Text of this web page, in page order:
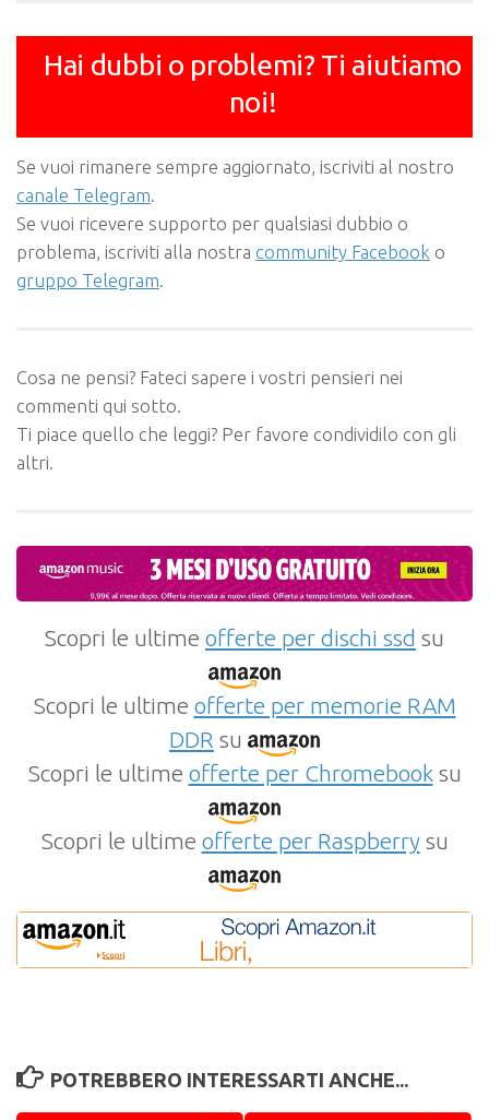
Hai dubbi o problemi? Ti aiutiamo
noi!
Se vuoi rimanere sempre aggiornato, iscriviti al nostro
canale Telegram
Se vuoi ricevere supporto per qualsiasi dubbio o
problema, iscriviti alla nostra community Facebook o
gruppo Telegram
Cosa ne pensi? Fateci sapere i vostri pensieri nei
commenti qui sotto.
Ti piace quello che leggi? Per favore condividilo con gli
altri.
Scopri le ultime offerte per dischi ssd su
Scopri le ultime offerte per memorie RAM
DDR su
Scopri le ultime offerte per Chromebooksu
Scopri le ultime offerte per Raspberrysu
POTREBBERO INTERESSARTI ANCHE...